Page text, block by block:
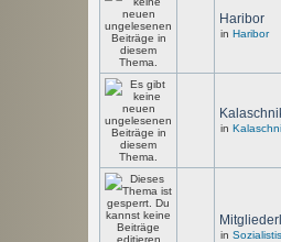
Haribor
in Haribor
in
in